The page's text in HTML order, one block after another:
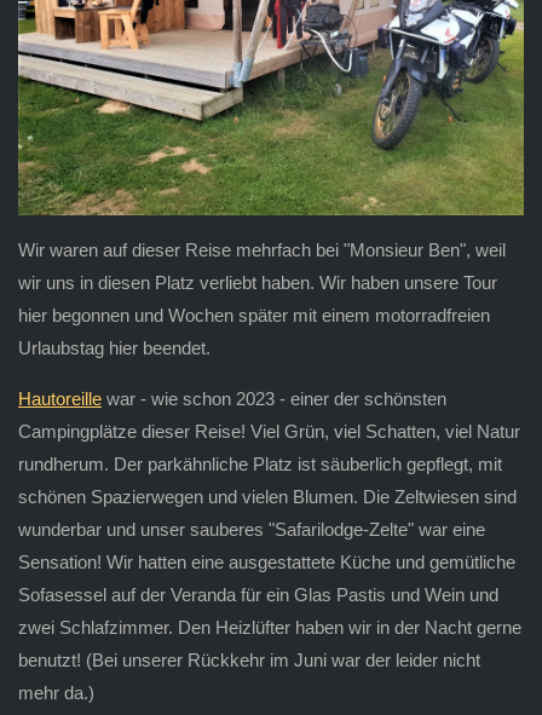
Wir waren auf dieser Reise mehrfach bei "Monsieur Ben", weil
wir uns in diesen Platz verliebt haben. Wir haben unsere Tour
hier begonnen und Wochen später mit einem motorradfreien
Urlaubstag hier beendet.
Hautoreillewar - wie schon 2023 - einer der schönsten
Campingplätze dieser Reise! Viel Grün, viel Schatten, viel Natur
rundherum. Der parkähnliche Platz ist säuberlich gepflegt, mit
schönen Spazierwegen und vielen Blumen. Die Zeltwiesen sind
wunderbar und unser sauberes "Safarilodge-Zelte" war eine
Sensation! Wir hatten eine ausgestattete Küche und gemütliche
Sofasessel auf der Veranda für ein Glas Pastis und Wein und
zwei Schlafzimmer. Den Heizlüfter haben wir in der Nacht gerne
benutzt! (Bei unserer Rückkehr im Juni war der leider nicht
mehr da.)